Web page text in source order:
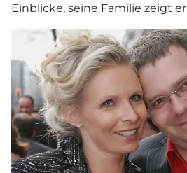
Einblicke, seine Familie zeigt